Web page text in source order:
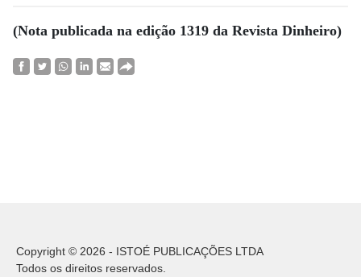
(Nota publicada na edição 1319 da Revista Dinheiro)
Copyright © 2026 - ISTOÉ PUBLICAÇÕES LTDA
Todos os direitos reservados.